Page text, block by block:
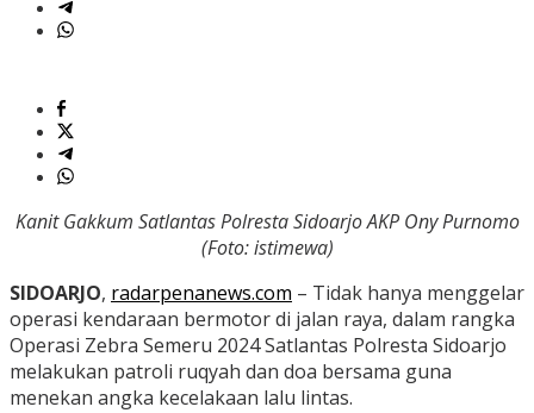
Kanit Gakkum Satlantas Polresta Sidoarjo AKP Ony Purnomo
(Foto: istimewa)
SIDOARJO, radarpenanews.com – Tidak hanya menggelar
operasi kendaraan bermotor di jalan raya, dalam rangka
Operasi Zebra Semeru 2024 Satlantas Polresta Sidoarjo
melakukan patroli ruqyah dan doa bersama guna
menekan angka kecelakaan lalu lintas.